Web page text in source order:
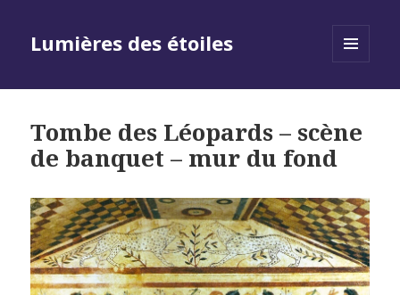
Lumières des étoiles
Tombe des Léopards – scène
de banquet – mur du fond